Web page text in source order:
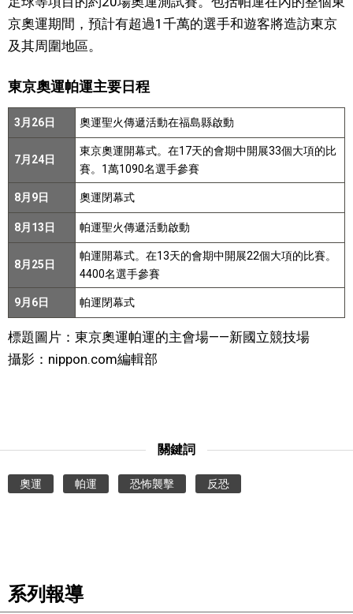
京奧運期間，預計有超過1千萬的選手和遊客將造訪東京
及其周圍地區。
東京奧運帕運主要日程
3月26日 奧運聖火傳遞活動在福島縣啟動
7月24日
東京奧運開幕式。在17天的會期中開展33個大項的比
賽。1萬1090名選手參賽
8月9日 奧運閉幕式
8月13日 帕運聖火傳遞活動啟動
8月25日
帕運開幕式。在13天的會期中開展22個大項的比賽。
4400名選手參賽
9月6日 帕運閉幕式
標題圖片：東京奧運帕運的主會場——新國立競技場
攝影：nippon.com編輯部
關鍵詞
奧運 帕運 恐怖襲擊 反恐
系列報導